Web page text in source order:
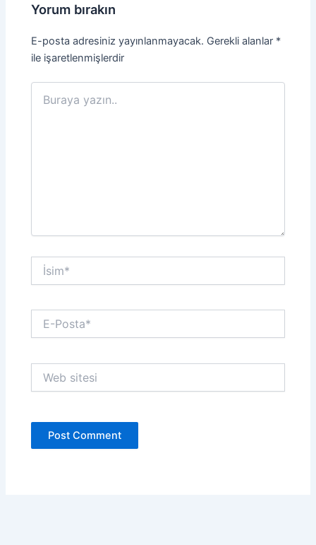
Yorum bırakın
E-posta adresiniz yayınlanmayacak. Gerekli alanlar *
ile işaretlenmişlerdir
Buraya
yazın..
İsim*
Posta*
sitesi